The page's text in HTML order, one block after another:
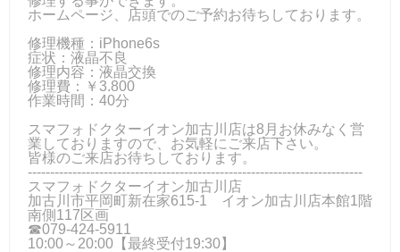
ホームページ、店頭でのご予約お待ちしております。
修理機種：iPhone6s
症状：液晶不良
修理内容：液晶交換
修理費：￥3.800
作業時間：40分
スマフォドクターイオン加古川店は8月お休みなく営
業しておりますので、お気軽にご来店下さい。
皆様のご来店お待ちしております。
---------------------------------------------------------------------------
スマフォドクターイオン加古川店
加古川市平岡町新在家615-1 イオン加古川店本館1階
南側117区画
☎079-424‐5911
10:00～20:00【最終受付19:30】